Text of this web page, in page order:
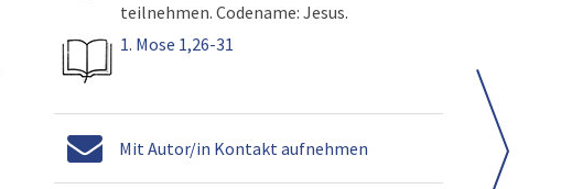
teilnehmen. Codename: Jesus.
1. Mose 1,26-31
Mit Autor/in Kontakt aufnehmen